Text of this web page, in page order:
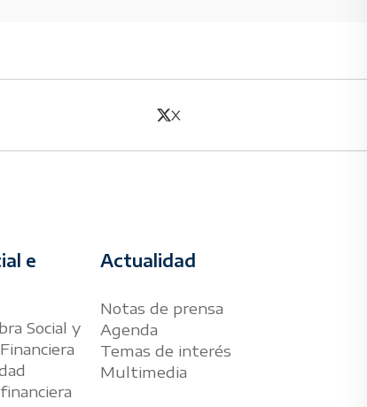
X
e
Social y
Actualidad
Notas de prensa
Agenda
Temas de interés
Multimedia